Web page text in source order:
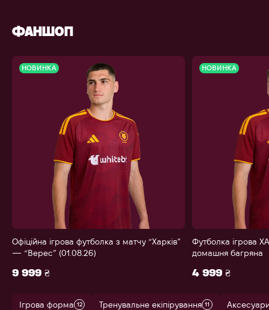
ФАНШОП
НОВИНКА
Офіційна ігрова футболка з матчу “Харків”
— “Верес” (01.08.26)
9 999 ₴
НОВИНКА
Футболка ігрова
домашня багряна
4 999 ₴
Ігрова форма 12 Тренувальне екіпірування 11